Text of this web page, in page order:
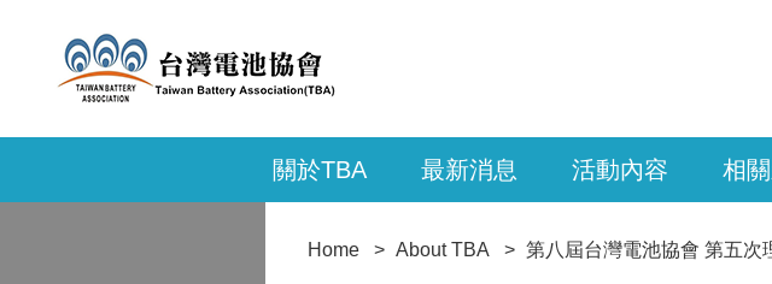
關於TBA 最新消息 活動內容 相
Home About TBA 第八屆台灣電池協會 第五次